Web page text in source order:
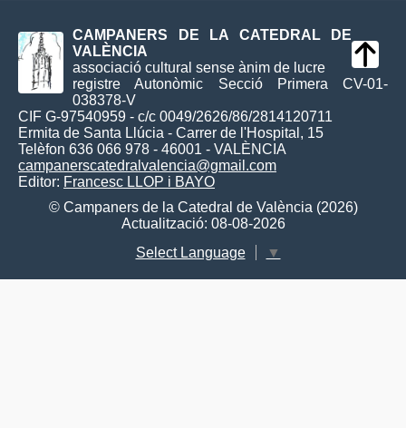
CAMPANERS DE LA CATEDRAL DE
VALÈNCIA
associació cultural sense ànim de lucre
registre Autonòmic Secció Primera CV-01-
038378-V
CIF G-97540959 - c/c 0049/2626/86/2814120711
Ermita de Santa Llúcia - Carrer de l'Hospital, 15
Telèfon 636 066 978 - 46001 - VALÈNCIA
campanerscatedralvalencia@gmail.com
Editor: Francesc LLOP i BAYO
© Campaners de la Catedral de València (2026)
Actualització: 08-08-2026
Select Language
▼